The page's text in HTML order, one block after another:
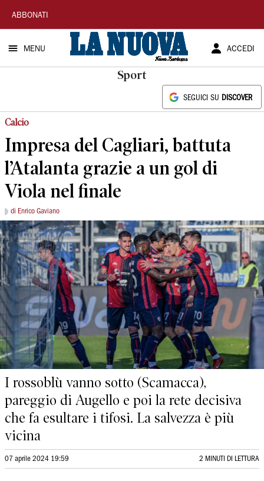
La
Nuova
Sardegna
ABBONATI
MENU ACCEDI
Sport
SEGUICI SU DISCOVER
Calcio
Impresa del Cagliari, battuta
l’Atalanta grazie a un gol di
Viola nel finale
di Enrico Gaviano
I rossoblù vanno sotto (Scamacca),
pareggio di Augello e poi la rete decisiva
che fa esultare i tifosi. La salvezza è più
vicina
07 aprile 2024 19:59 2 MINUTI DI LETTURA